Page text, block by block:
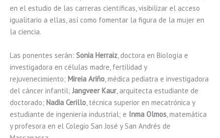
en el estudio de las carreras científicas, visibilizar el acceso
igualitario a ellas, así como fomentar la figura de la mujer en
la ciencia.
Las ponentes serán: Sonia Herraiz, doctora en Biología e
investigadora en células madre, fertilidad y
rejuvenecimiento; Mireia Ariño, médica pediatra e investigadora
del cáncer infantil;Jangveer Kaur, arquitecta estudiante de
doctorado; Nadia Cerillo, técnica superior en mecatrónica y
estudiante de ingeniería industrial; e Inma Olmos, matemática
y profesora en el Colegio San José y San Andrés de